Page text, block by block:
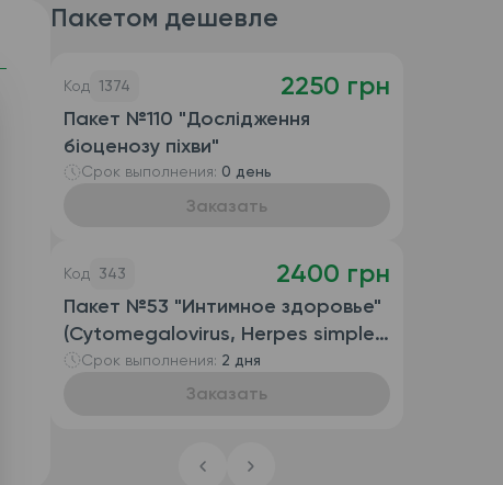
Пакетом дешевле
Код 1374 2250 грн
Пакет №110 "Дослідження
біоценозу піхви"
Срок выполнения: 0 день
Заказать
Код 343 2400 грн
Пакет №53 "Интимное здоровье"
(Cytomegalovirus, Herpes simplex
virus 1/2, Candida albicans,
Neisseria gonorrhoeae,
genitalium, Mycoplasma hominis,
Срок выполнения: 2 дня
Заказать